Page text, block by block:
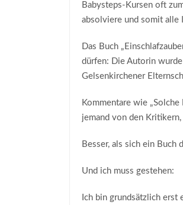
Babysteps-Kursen oft
absolviere und somit alle
Das Buch
dürfen: Die Autorin
Gelsenkirchener
Kommentare wie
jemand von den
Besser, als sich ein Buch
Und ich muss gestehen:
Ich bin grundsätzlich